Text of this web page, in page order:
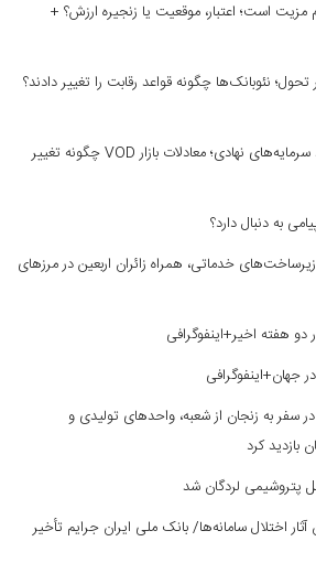
مزیت است؛ اعتبار، موقعیت یا زنجیره ارزش؟ +
نئوبانک‌ها چگونه قواعد رقابت را تغییر دادند؟
از نبرد بر سر محتوا تا ورود سرمایه‌های نهادی؛ معادلات بازار VOD چگونه تغییر
خدماتی، همراه زائران اربعین در مرز‌های
هفته اخیر+اینفوگرافی
جهان+اینفوگرافی
سفر به زنجان از شعبه، واحدهای تولیدی و
کرد
پتروشیمی لردگان شد
اختلال سامانه‌ها/ بانک ملی ایران جرایم تأخیر